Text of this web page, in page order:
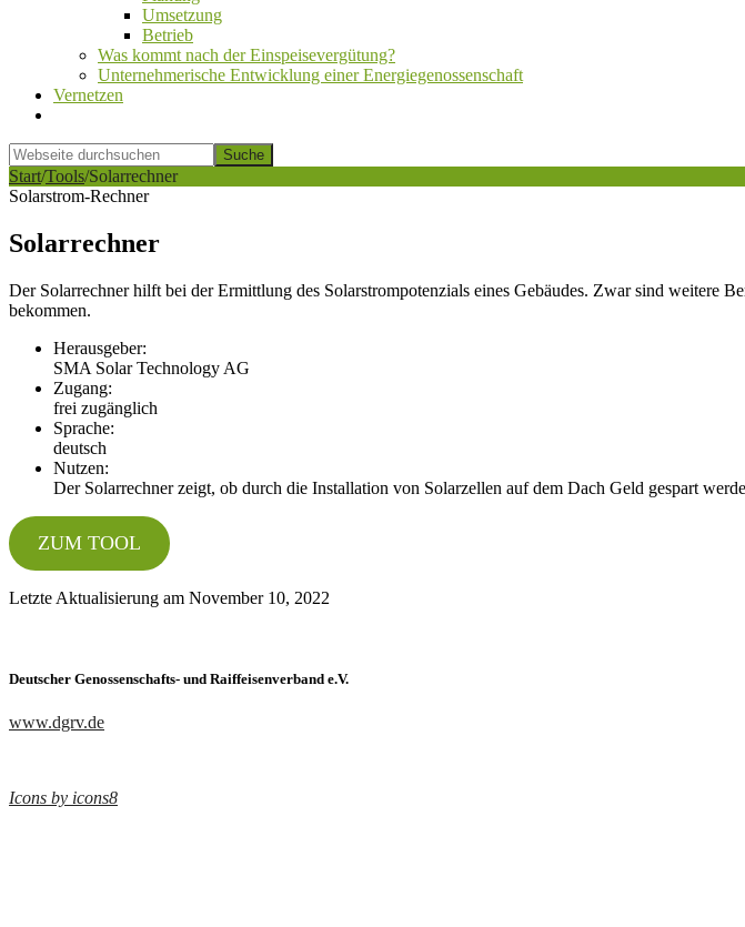
Umsetzung
Betrieb
Was kommt nach der Einspeisevergütung?
Unternehmerische Entwicklung einer Energiegenossenschaft
Vernetzen
Webseite
durchsuchen
Hide
Search
Start/Tools/Solarrechner
Solarstrom-Rechner
Solarrechner
Der Solarrechner hilft bei der Ermittlung des Solarstrompotenzials eines Gebäudes. Zwar sind weitere
bekommen.
Herausgeber:
SMA Solar Technology AG
Zugang:
frei zugänglich
Sprache:
deutsch
Nutzen:
Der Solarrechner zeigt, ob durch die Installation von Solarzellen auf dem Dach Geld gespart
ZUM TOOL
Letzte Aktualisierung am November 10, 2022
Deutscher Genossenschafts- und Raiffeisenverband e.V.
www.dgrv.de
Icons by icons8